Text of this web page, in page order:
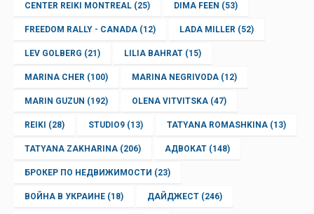
CENTER REIKI MONTREAL (25) DIMA FEEN (53)
FREEDOM RALLY - CANADA (12) LADA MILLER (52)
LEV GOLBERG (21) LILIA BAHRAT (15)
MARINA CHER (100) MARINA NEGRIVODA (12)
MARIN GUZUN (192) OLENA VITVITSKA (47)
REIKI (28) STUDIO9 (13) TATYANA ROMASHKINA (13)
TATYANA ZAKHARINA (206) АДВОКАТ (148)
БРОКЕР ПО НЕДВИЖИМОСТИ (23)
ВОЙНА В УКРАИНЕ (18) ДАЙДЖЕСТ (246)